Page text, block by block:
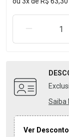
REMOVER
Saiba
Ver